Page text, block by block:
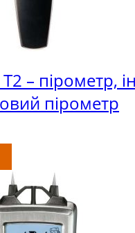
– пірометр,
пірометр